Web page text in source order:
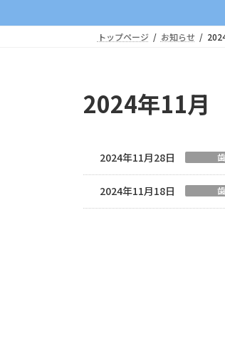
トップページ お知らせ
2024年11月
2024年11月28日
2024年11月18日